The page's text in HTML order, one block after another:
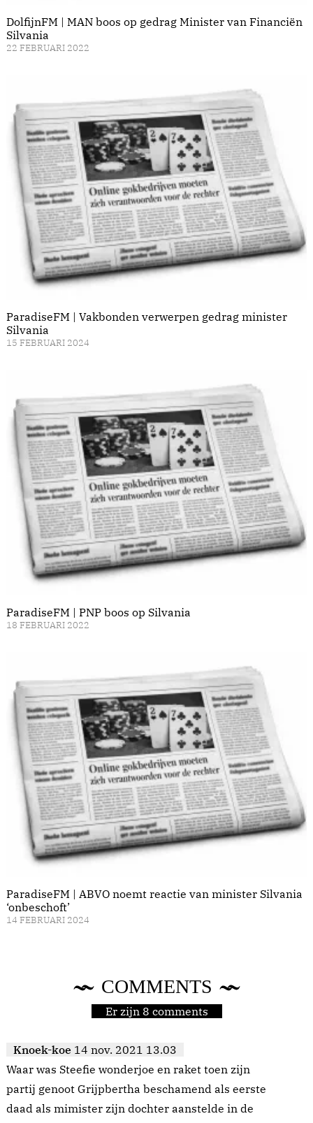
DolfijnFM | MAN boos op gedrag Minister van Financiën
Silvania
22 FEBRUARI 2022
ParadiseFM | Vakbonden verwerpen gedrag minister
Silvania
15 FEBRUARI 2024
ParadiseFM | PNP boos op Silvania
18 FEBRUARI 2022
ParadiseFM | ABVO noemt reactie van minister Silvania
‘onbeschoft’
14 FEBRUARI 2024
COMMENTS
Er zijn 8 comments
Knoek-koe 14 nov. 2021 13.03
Waar was Steefie wonderjoe en raket toen zijn
partij genoot Grijpbertha beschamend als eerste
daad als mimister zijn dochter aanstelde in de